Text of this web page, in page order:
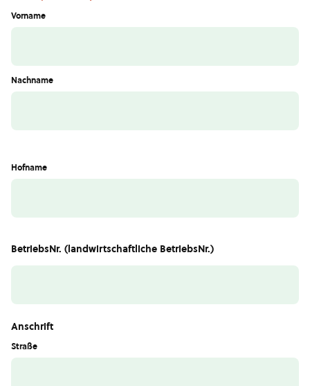
Vorname
Nachname
Hofname
BetriebsNr. (landwirtschaftliche BetriebsNr.)
Anschrift
Straße